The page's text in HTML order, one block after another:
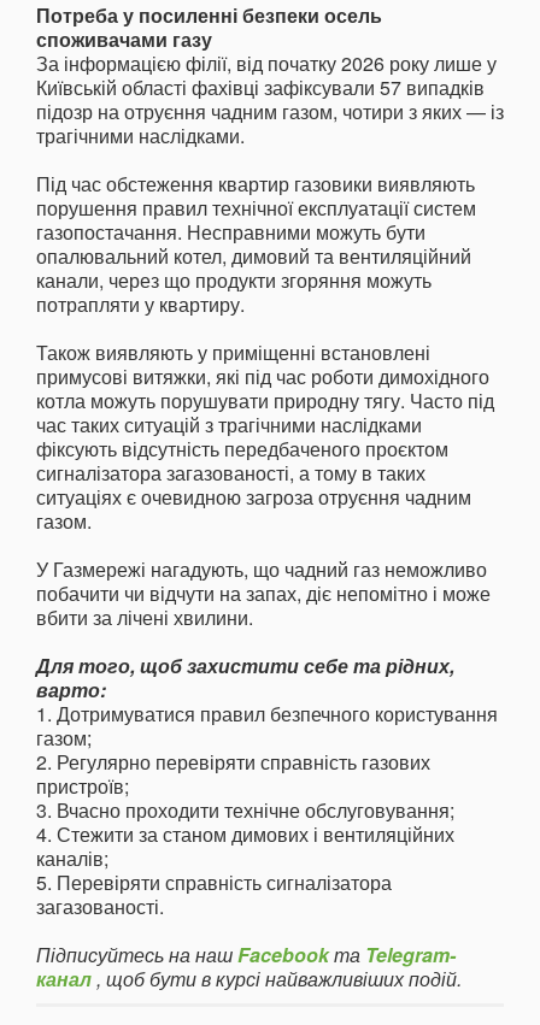
Потреба у посиленні безпеки осель
споживачами газу
За інформацією філії, від початку 2026 року лише у
Київській області фахівці зафіксували 57 випадків
підозр на отруєння чадним газом, чотири з яких — із
трагічними наслідками.
Під час обстеження квартир газовики виявляють
порушення правил технічної експлуатації систем
газопостачання. Несправними можуть бути
опалювальний котел, димовий та вентиляційний
канали, через що продукти згоряння можуть
потрапляти у квартиру.
Також виявляють у приміщенні встановлені
примусові витяжки, які під час роботи димохідного
котла можуть порушувати природну тягу. Часто під
час таких ситуацій з трагічними наслідками
фіксують відсутність передбаченого проєктом
сигналізатора загазованості, а тому в таких
ситуаціях є очевидною загроза отруєння чадним
газом.
У Газмережі нагадують, що чадний газ неможливо
побачити чи відчути на запах, діє непомітно і може
вбити за лічені хвилини.
Для того, щоб захистити себе та рідних,
варто:
1. Дотримуватися правил безпечного користування
газом;
2. Регулярно перевіряти справність газових
пристроїв;
3. Вчасно проходити технічне обслуговування;
4. Стежити за станом димових і вентиляційних
каналів;
5. Перевіряти справність сигналізатора
загазованості.
Підписуйтесь на нашFacebookта Telegram-
канал, щоб бути в курсі найважливіших подій.